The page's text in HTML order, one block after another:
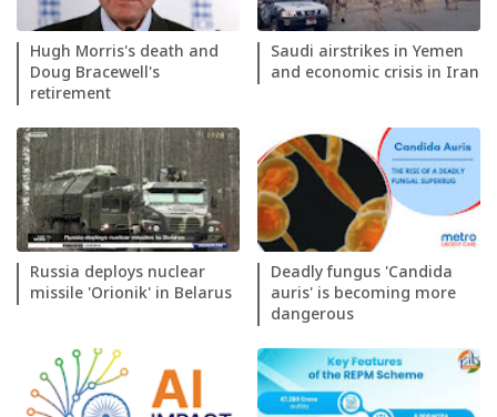
Hugh Morris's death and
Doug Bracewell's
retirement
Saudi airstrikes in Yemen
and economic crisis in Iran
Russia deploys nuclear
missile 'Orionik' in Belarus
Deadly fungus 'Candida
auris' is becoming more
dangerous